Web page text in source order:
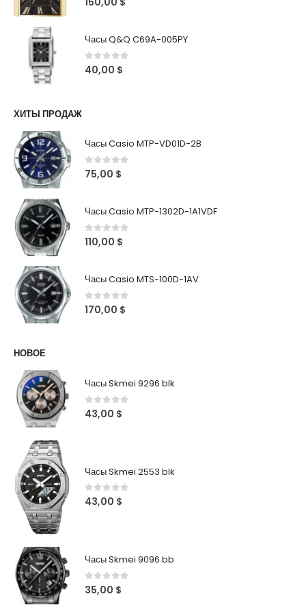
Часы Q&Q C69A-005PY
0 out of 5
40,00 $
ХИТЫ ПРОДАЖ
Часы Casio MTP-VD01D-2B
0out of 5
75,00 $
Часы Casio MTP-1302D-1A1VDF
0out of 5
110,00 $
Часы Casio MTS-100D-1AV
0out of 5
170,00 $
НОВОЕ
Часы Skmei 9296 blk
0 out of 5
43,00 $
Часы Skmei 2553 blk
0 out of 5
43,00 $
Часы Skmei 9096 bb
0out of 5
35,00 $